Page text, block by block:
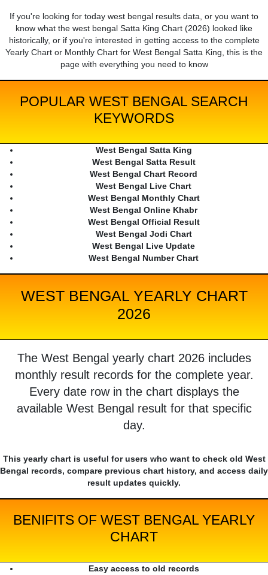
If you're looking for today west bengal results data, or you want to
know what the west bengal Satta King Chart (2026) looked like
historically, or if you're interested in getting access to the complete
Yearly Chart or Monthly Chart for West Bengal Satta King, this is the
page with everything you need to know
POPULAR WEST BENGAL SEARCH
KEYWORDS
West Bengal Satta King
West Bengal Satta Result
West Bengal Chart Record
West Bengal Live Chart
West Bengal Monthly Chart
West Bengal Online Khabr
West Bengal Official Result
West Bengal Jodi Chart
West Bengal Live Update
West Bengal Number Chart
WEST BENGAL YEARLY CHART
2026
The West Bengal yearly chart 2026 includes
monthly result records for the complete year.
Every date row in the chart displays the
available West Bengal result for that specific
day.
This yearly chart is useful for users who want to check old West
Bengal records, compare previous chart history, and access daily
result updates quickly.
BENIFITS OF WEST BENGAL YEARLY
CHART
Easy access to old records